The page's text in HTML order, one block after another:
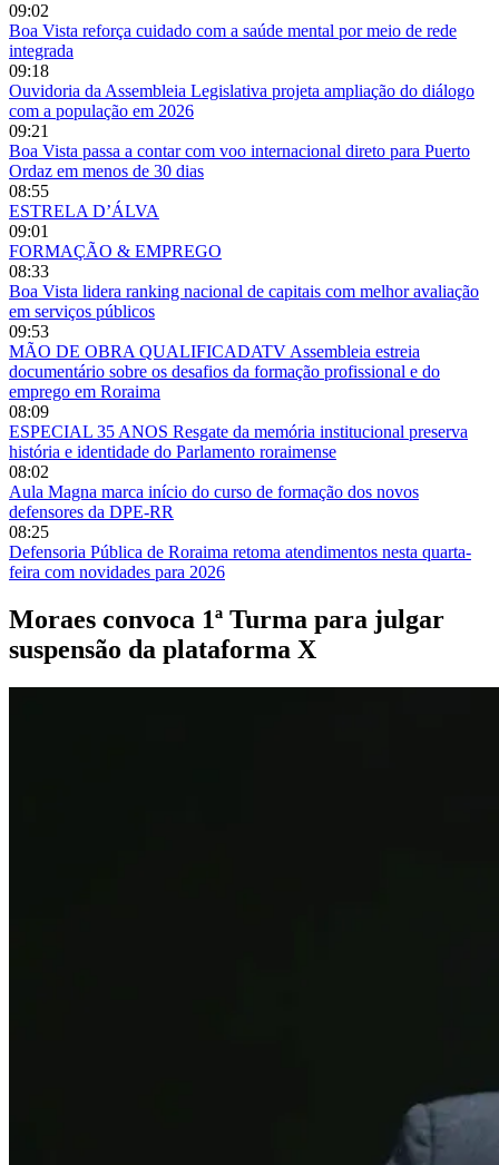
09:02
Boa Vista reforça cuidado com a saúde mental por meio de rede
integrada
09:18
Ouvidoria da Assembleia Legislativa projeta ampliação do diálogo
com a população em 2026
09:21
Boa Vista passa a contar com voo internacional direto para Puerto
Ordaz em menos de 30 dias
08:55
ESTRELA D’ÁLVA
09:01
FORMAÇÃO & EMPREGO
08:33
Boa Vista lidera ranking nacional de capitais com melhor avaliação
em serviços públicos
09:53
MÃO DE OBRA QUALIFICADATV Assembleia estreia
documentário sobre os desafios da formação profissional e do
emprego em Roraima
08:09
ESPECIAL 35 ANOS Resgate da memória institucional preserva
história e identidade do Parlamento roraimense
08:02
Aula Magna marca início do curso de formação dos novos
defensores da DPE-RR
08:25
Defensoria Pública de Roraima retoma atendimentos nesta quarta-
feira com novidades para 2026
Moraes convoca 1ª Turma para julgar
suspensão da plataforma X